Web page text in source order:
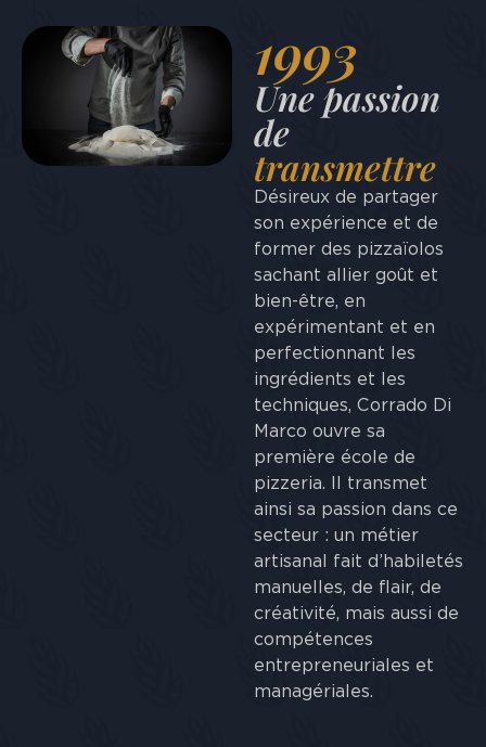
1993
Une passion
de
transmettre
Désireux de partager
son expérience et de
former des pizzaïolos
sachant allier goût et
bien-être, en
expérimentant et en
perfectionnant les
ingrédients et les
techniques, Corrado Di
Marco ouvre sa
première école de
pizzeria. Il transmet
ainsi sa passion dans ce
secteur : un métier
artisanal fait d’habiletés
manuelles, de flair, de
créativité, mais aussi de
compétences
entrepreneuriales et
managériales.